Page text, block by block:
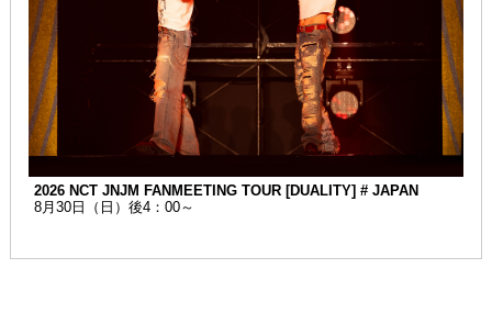
2026 NCT JNJM FANMEETING TOUR [DUALITY] # JAPAN
8月30日（日）後4：00～